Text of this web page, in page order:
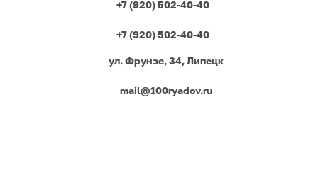
+7 (920) 502-40-40
+7 (920) 502-40-40
ул. Фрунзе, 34, Липецк
mail@100ryadov.ru